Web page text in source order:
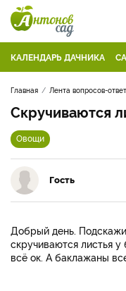
КАЛЕНДАРЬ ДАЧНИКА
Главная Лента вопросов-
Скручиваются
Овощи
Гость
Добрый день.
скручиваются листья
всё ок. А баклажаны